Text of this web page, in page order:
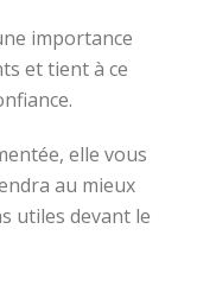
importance
et tient à ce
elle vous
au mieux
utiles devant le